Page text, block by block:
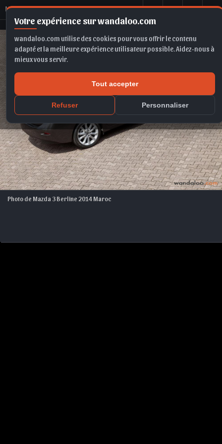
Votre expérience sur wandaloo.com
wandaloo.com utilise des cookies pour vous offrir le contenu
adapté et la meilleure expérience utilisateur possible. Aidez-nous à
mieux vous servir.
Tout accepter
Refuser Personnaliser
Mazda 3 Berline 2014
Photo de Mazda 3 Berline 2014 Maroc